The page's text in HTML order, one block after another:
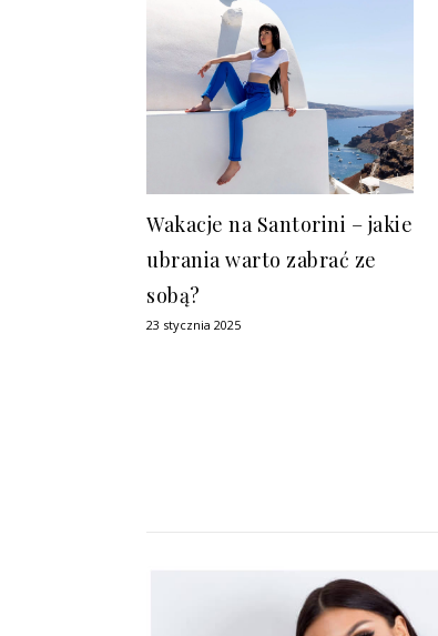
Wakacje na Santorini – jakie
ubrania warto zabrać ze
sobą?
23 stycznia 2025